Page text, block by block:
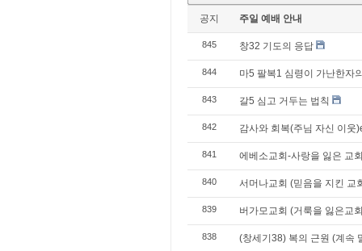
공지 주일 예배 안내
845 창32 기도의 응답
844 마5 팔복1 심령이 가난한자
843 갈5 심고 거두는 법칙
842 감사와 회복(주님 자신 이웃
841 에베소교회-사랑을 잃은 교
840 서머나교회 (믿음을 지킨 교
839 버가모교회 (거룩을 잃은교
838 (창세기38) 복의 근원 (계속